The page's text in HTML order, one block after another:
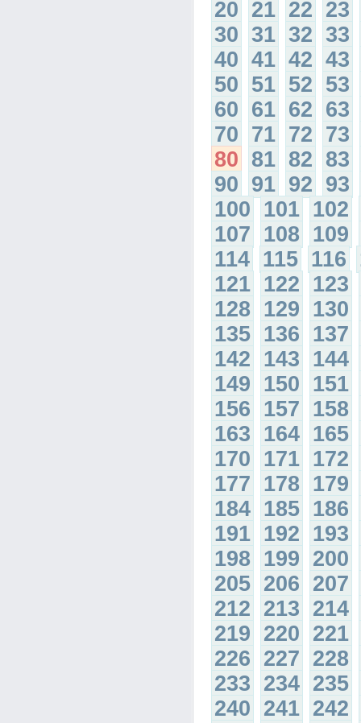
20 21 22 23
30 31 32 33
40 41 42 43
50 51 52 53
60 61 62 63
70 71 72 73
80 81 82 83
90 91 92 93
100 101 102
107 108 109
114 115 116
121 122 123
128 129 130
135 136 137
142 143 144
149 150 151
156 157 158
163 164 165
170 171 172
177 178 179
184 185 186
191 192 193
198 199 200
205 206 207
212 213 214
219 220 221
226 227 228
233 234 235
240 241 242